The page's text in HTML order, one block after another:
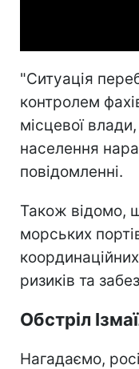
"Ситуація
контролем
місцевої
населення
повідомленні.
Також відомо,
морських
ризиків та
Обстріл
Нагадаємо,